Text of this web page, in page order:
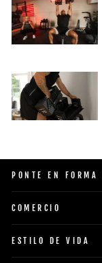
PONTE EN FORMA
COMERCIO
ESTILO DE VIDA